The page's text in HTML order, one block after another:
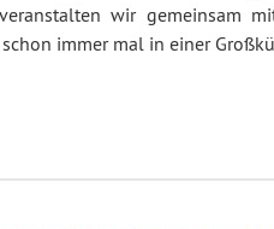
wir gemeinsam
schon immer mal in einer